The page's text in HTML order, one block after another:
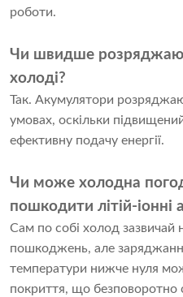
роботи.
Чи швидше
холоді?
Так. Акумулятори
умовах, оскільки
ефективну подачу енергії.
Чи може холодна
пошкодити літій-іонні
Сам по собі холод зазвичай
пошкоджень, але
температури нижче нуля
покриття, що безповоротно